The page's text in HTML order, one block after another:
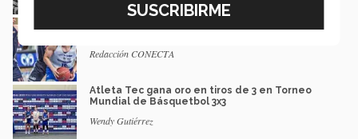
Redacción CONECTA
Atleta Tec gana oro en tiros de 3 en Torneo
Mundial de Básquetbol 3x3
Wendy Gutiérrez